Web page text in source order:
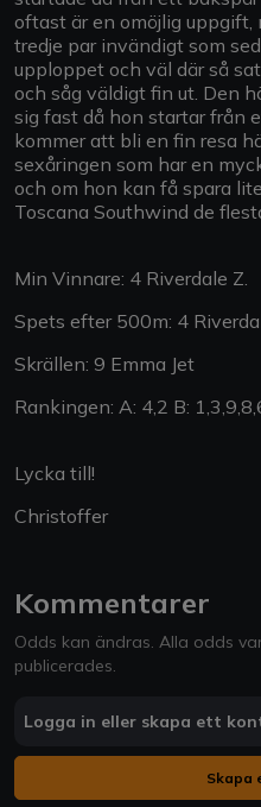
oftast är en omöjlig
tredje par invändigt som
upploppet och väl där så
och såg väldigt fin ut. Den
sig fast då hon startar från
kommer att bli en fin resa
sexåringen som har en
och om hon kan få spara
Toscana Southwind de
Min Vinnare: 4 Riverdale Z.
Spets efter 500m: 4
Skrällen: 9 Emma Jet
Rankingen: A: 4,2 B:
Lycka till!
Christoffer
Kommentarer
Odds kan ändras. Alla odds
publicerades.
Logga in eller skapa ett
Skapa